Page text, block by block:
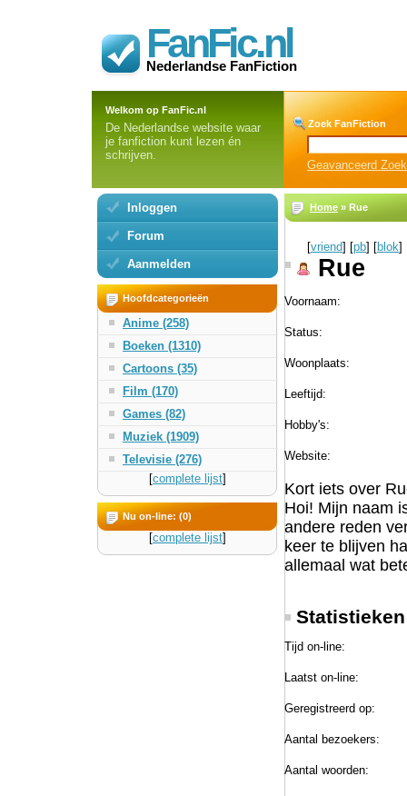
FanFic.nl
Nederlandse FanFiction
Welkom op FanFic.nl
De Nederlandse website waar
je fanfiction kunt lezen én
schrijven.
Zoek FanFiction
Geavanceerd
Inloggen
Forum
Aanmelden
Hoofdcategorieën
Anime (258)
Boeken (1310)
Cartoons (35)
Film (170)
Games (82)
Muziek (1909)
Televisie (276)
[complete lijst]
Nu on-line: (0)
[complete lijst]
Home » Rue
[vriend] [pb] [blok]
Rue
Voornaam:
Status:
Woonplaats:
Leeftijd:
Hobby's:
Website:
Kort iets over
Hoi! Mijn naam
andere reden
keer te blijven
allemaal wat
Tijd on-line:
Laatst on-line:
Geregistreerd op:
Aantal bezoekers:
Aantal woorden: